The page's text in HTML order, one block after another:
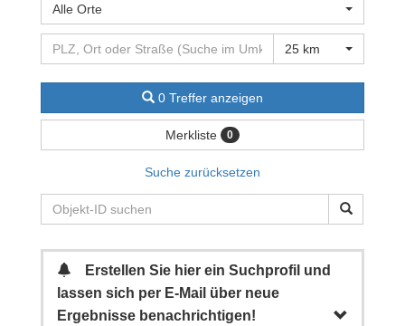
Alle Orte
25 km
0 Treffer anzeigen
Merkliste 0
Suche zurücksetzen
Erstellen Sie hier ein Suchprofil und
lassen sich per E-Mail über neue
Ergebnisse benachrichtigen!